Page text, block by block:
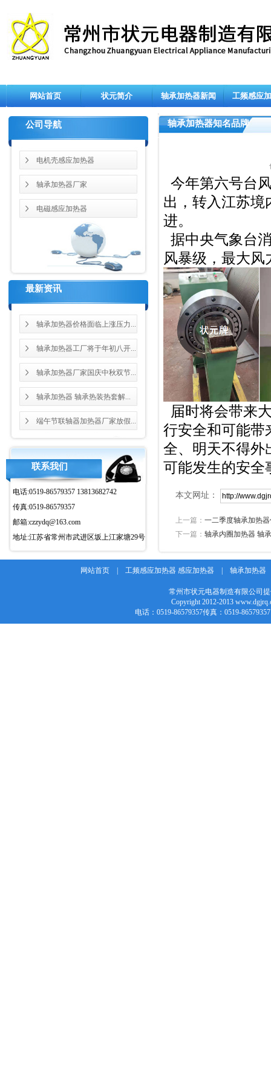
网站首页 状元简介 轴承加热器新闻 工频感应
公司导航
电机壳感应加热器
轴承加热器厂家
电磁感应加热器
最新资讯
轴承加热器价格面临上涨压力...
轴承加热器工厂将于年初八开...
轴承加热器厂家国庆中秋双节...
轴承加热器 轴承热装热套解...
端午节联轴器加热器厂家放假...
联系我们
电话:0519-86579357 13813682742
传真:0519-86579357
邮箱:czzydq@163.com
地址:江苏省常州市武进区坂上江家塘29号
轴承加热器知名品牌
今年第六号台
出，转入江苏境
进。
据中央气象台
风暴级，最大风
届时将会带来
行安全和可能带
全、明天不得外
可能发生的安全
本文网址：
上一篇： 一二季度轴承加热
下一篇： 轴承内圈加热器 轴
网站首页 工频感应加热器 感应加热器 轴承加热器
常州市状元电器制造有限公司
Copyright 2012-2013
电话：0519-86579357传真：0519-